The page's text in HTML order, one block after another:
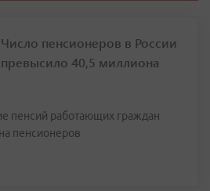
Число пенсионеров в России
превысило 40,5 миллиона
пенсий работающих граждан
пенсионеров